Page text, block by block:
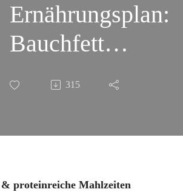
Ernährungsplan:
Bauchfett
reduzieren
315
proteinreiche Mahlzeiten